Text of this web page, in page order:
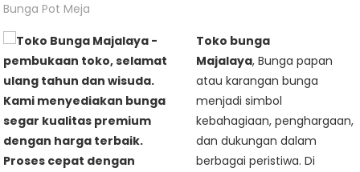
–
Toko
Bunga
Majalaya
Bunga Pot Meja
Toko bunga
Majalaya, Bunga papan
atau karangan bunga
menjadi simbol
kebahagiaan, penghargaan,
dan dukungan dalam
berbagai peristiwa. Di